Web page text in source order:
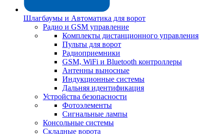
Шлагбаумы и Автоматика для ворот
Радио и GSM управление
Комплекты дистанционного управления
Пульты для ворот
Радиоприемники
GSM, WiFi и Bluetooth контроллеры
Антенны выносные
Индукционные системы
Дальняя идентификация
Устройства безопасности
Фотоэлементы
Сигнальные лампы
Консольные системы
Складные ворота